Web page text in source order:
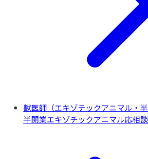
獣医師（エキゾチックアニマル・半
半開業エキゾチックアニマル応相談